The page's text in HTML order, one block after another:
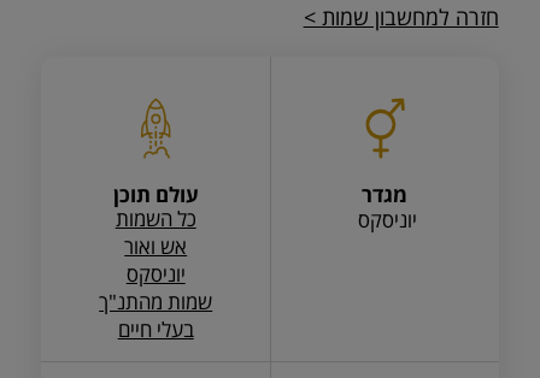
חזרה למחשבון שמות >
מגדר
יוניסקס
עולם תוכן
כל השמות
אש ואור
יוניסקס
שמות מהתנ"ך
בעלי חיים